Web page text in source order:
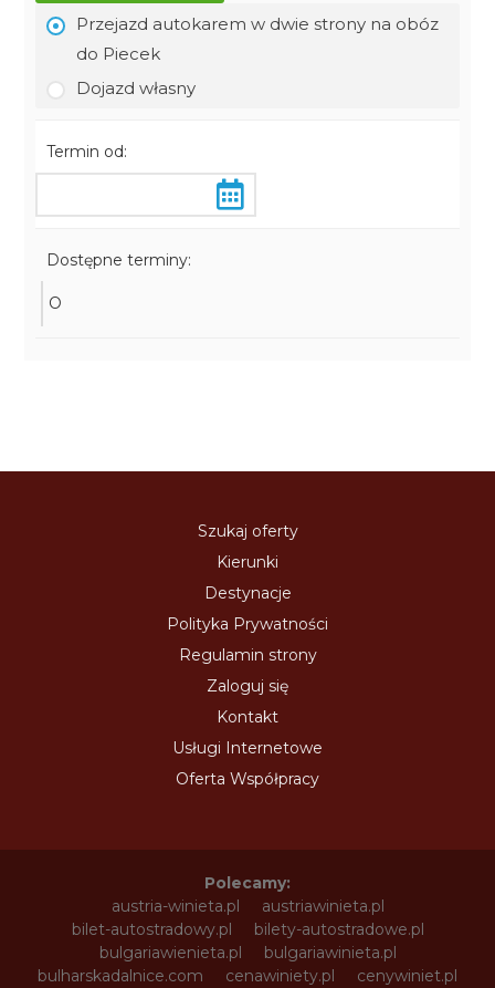
Przejazd autokarem w dwie strony na obóz
do Piecek
Dojazd własny
Termin od:
Dostępne terminy:
O
Szukaj oferty
Kierunki
Destynacje
Polityka Prywatności
Regulamin strony
Zaloguj się
Kontakt
Usługi Internetowe
Oferta Współpracy
Polecamy:
austria-winieta.pl
austriawinieta.pl
bilet-autostradowy.pl
bilety-autostradowe.pl
bulgariawienieta.pl
bulgariawinieta.pl
bulharskadalnice.com
cenawiniety.pl
cenywiniet.pl